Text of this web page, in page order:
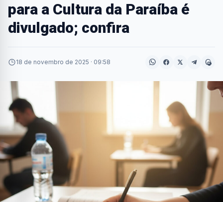
para a Cultura da Paraíba é
divulgado; confira
18 de novembro de 2025 · 09:58